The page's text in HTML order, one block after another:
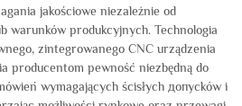
jakościowe niezależnie od
warunków produkcyjnych. Technologia
zintegrowanego CNC urządzenia
producentom pewność niezbędną do
wymagających ścisłych допусków i